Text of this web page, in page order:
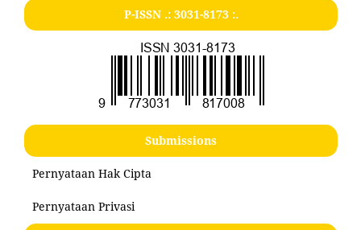
P-ISSN .: 3031-8173:.
Submissions
Pernyataan Hak Cipta
Pernyataan Privasi